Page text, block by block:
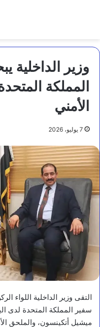
وزير الداخلية
المملكة
الأمني
7 يوليو، 2026
التقى وزير الداخلية اللواء
سفير المملكة المتحدة لدى
ميشيل أتكينسون، والملحق